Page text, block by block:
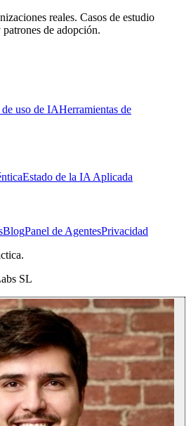
reales. Casos de estudio
de adopción.
de uso de IAHerramientas de
Estado de la IA Aplicada
BlogPanel de AgentesPrivacidad
SL